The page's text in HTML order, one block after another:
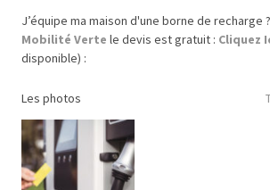
J’équipe ma maison d'une borne de recharge ?
Mobilité Verte le devis est gratuit : Cliquez
disponible) :
Les photos